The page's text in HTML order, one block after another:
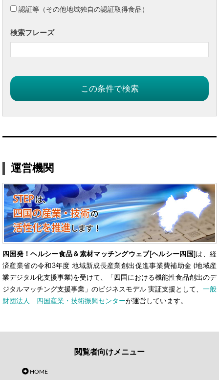
認証等（その他地域独自の認証取得食品）
検索フレーズ
運営機関
四国発！ヘルシー食品＆素材マッチングウェブ[ヘルシー四国] は、経
済産業省の令和3年度 地域新成長産業創出促進事業費補助金 (地域産
業デジタル化支援事業)を受けて、「四国における機能性食品創出のデ
ジタルマッチング支援事業」のビジネスモデル 実証支援として、 一般
財団法人 四国産業・技術振興センターが運営しています。
閲覧者向けメニュー
HOME